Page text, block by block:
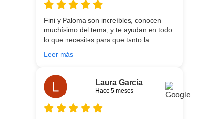
montaron todo lo hicieron perfectamente,
perfectamente y a nuestro gusto, además
muy rápidos. Volveremos a contar con
ellos para futuras compras. Muchas
gracias!
Fini y Paloma son increíbles, conocen
muchísimo del tema, y te ayudan en todo
lo que necesites para que tanto la
que estés necesitando sean los mejores.
trabajo impecable en el transporte y
montaje, unos chicos encantadores. Hace
5 años conocí la tienda, y vuelvo
encantada de contar con su asesoría y
Leer más
Laura García
Hace 5 meses